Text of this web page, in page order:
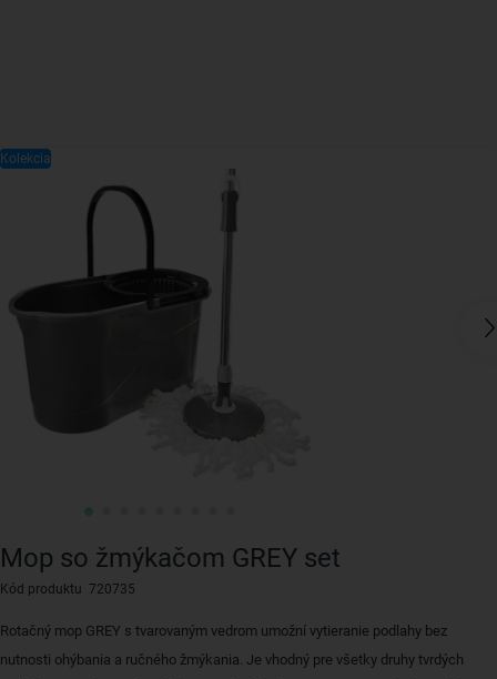
Mop so žmýkačom GREY set
Kód produktu 720735
Rotačný mop GREY s tvarovaným vedrom umožní vytieranie podlahy bez
nutnosti ohýbania a ručného žmýkania. Je vhodný pre všetky druhy tvrdých
Kolekcia